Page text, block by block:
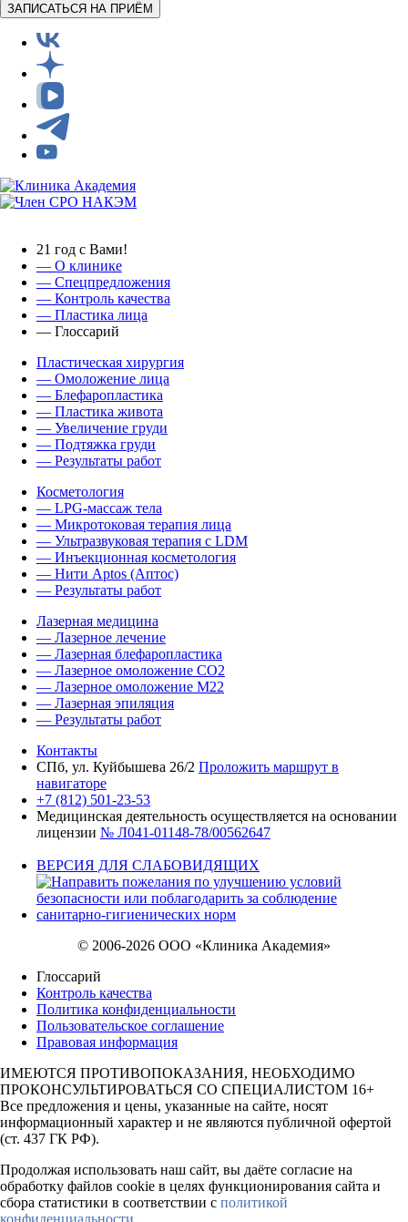
ЗАПИСАТЬСЯ НА ПРИЁМ
21 год с Вами!
— О клинике
— Спецпредложения
— Контроль качества
— Пластика лица
— Глоссарий
Пластическая хирургия
— Омоложение лица
— Блефаропластика
— Пластика живота
— Увеличение груди
— Подтяжка груди
— Результаты работ
Косметология
— LPG-массаж тела
— Микротоковая терапия лица
— Ультразвуковая терапия с LDM
— Инъекционная косметология
— Нити Aptos (Аптос)
— Результаты работ
Лазерная медицина
— Лазерное лечение
— Лазерная блефаропластика
— Лазерное омоложение CO2
— Лазерное омоложение M22
— Лазерная эпиляция
— Результаты работ
Контакты
СПб, ул. Куйбышева 26/2 Проложить маршрут в
навигаторе
+7 (812) 501-23-53
Медицинская деятельность осуществляется на основании
лицензии № Л041-01148-78/00562647
ВЕРСИЯ ДЛЯ СЛАБОВИДЯЩИХ
© 2006-2026 ООО «Клиника Академия»
Глоссарий
Контроль качества
Политика конфиденциальности
Пользовательское соглашение
Правовая информация
ИМЕЮТСЯ ПРОТИВОПОКАЗАНИЯ, НЕОБХОДИМО
ПРОКОНСУЛЬТИРОВАТЬСЯ СО СПЕЦИАЛИСТОМ 16+
Все предложения и цены, указанные на сайте, носят
информационный характер и не являются публичной офертой
(ст. 437 ГК РФ).
Продолжая использовать наш сайт, вы даёте согласие на
обработку файлов cookie в целях функционирования сайта и
сбора статистики в соответствии с политикой
конфиденциальности